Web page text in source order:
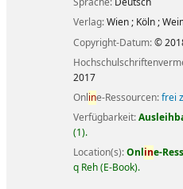
Verlag:Wien ; Köln ;
Copyright-Datum:©
2017
Online-Ressourcen:frei
Verfügbarkeit:
(1).
Location(s):Online-
q Reh (E-Book).